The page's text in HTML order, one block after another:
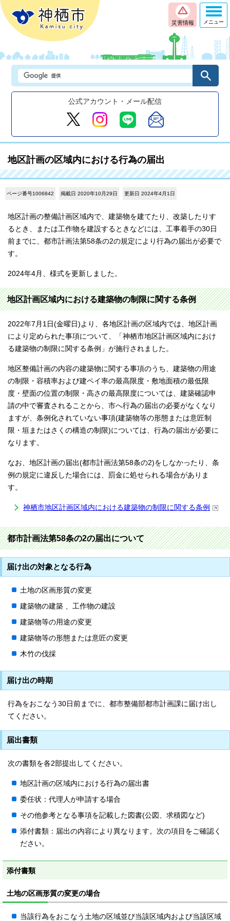
災害情報
公式アカウント・メール配信
メニュー
地区計画の区域内における行為の届出
ページ番号1006842 掲載日 2020年10月29日 更新日 2024年4月1日
地区計画の整備計画区域内で、建築物を建てたり、改築したりす
るとき、または工作物を建設するときなどには、工事着手の30日
前までに、都市計画法第58条の2の規定により行為の届出が必要で
す。
2024年4月、様式を更新しました。
地区計画区域内における建築物の制限に関する条例
2022年7月1日(金曜日)より、各地区計画の区域内では、地区計画
により定められた事項について、「神栖市地区計画区域内におけ
る建築物の制限に関する条例」が施行されました。
地区整備計画の内容の建築物に関する事項のうち、建築物の用途
の制限・容積率および建ペイ率の最高限度・敷地面積の最低限
度・壁面の位置の制限・高さの最高限度については、建築確認申
請の中で審査されることから、市へ行為の届出の必要がなくなり
ますが、条例化されていない事項(建築物等の形態または意匠制
限・垣またはさくの構造の制限)については、行為の届出が必要に
なります。
なお、地区計画の届出(都市計画法第58条の2)をしなかったり、条
例の規定に違反した場合には、罰金に処せられる場合がありま
す。
神栖市地区計画区域内における建築物の制限に関する条例
都市計画法第58条の2の届出について
届け出の対象となる行為
土地の区画形質の変更
建築物の建築 、工作物の建設
建築物等の用途の変更
建築物等の形態または意匠の変更
木竹の伐採
届け出の時期
行為をおこなう30日前までに、都市整備部都市計画課に届け出し
てください。
届出書類
次の書類を各2部提出してください。
地区計画の区域内における行為の届出書
委任状：代理人が申請する場合
その他参考となる事項を記載した図書(公図、求積図など)
添付書類：届出の内容により異なります。次の項目をご確認く
ださい。
添付書類
土地の区画形質の変更の場合
当該行為をおこなう土地の区域並び当該区域内および当該区域